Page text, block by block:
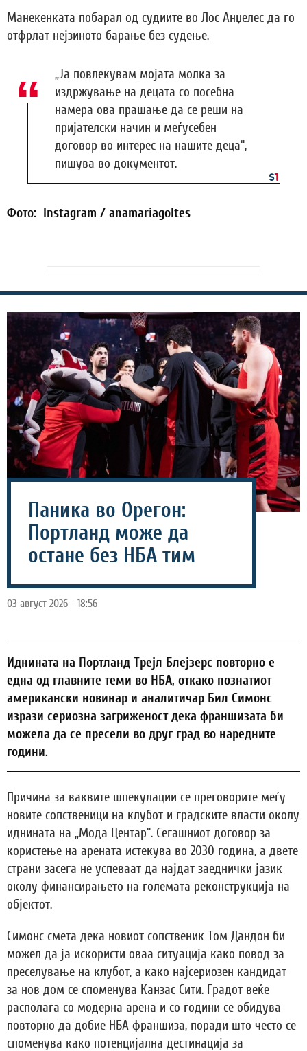
Манекенката побарал од судиите во Лос Анџелес да го
отфрлат нејзиното барање без судење.
„Ја повлекувам мојата молка за
издржување на децата со посебна
намера ова прашање да се реши на
пријателски начин и меѓусебен
договор во интерес на нашите деца“,
пишува во документот.
Фото: Instagram / anamariagoltes
Паника во Орегон:
Портланд може да
остане без НБА тим
03 август 2026 - 18:56
Иднината на Портланд Трејл Блејзерс повторно е
една од главните теми во НБА, откако познатиот
американски новинар и аналитичар Бил Симонс
изрази сериозна загриженост дека франшизата би
можела да се пресели во друг град во наредните
години.
Причина за ваквите шпекулации се преговорите меѓу
новите сопственици на клубот и градските власти околу
иднината на „Мода Центар“. Сегашниот договор за
користење на арената истекува во 2030 година, а двете
страни засега не успеваат да најдат заеднички јазик
околу финансирањето на големата реконструкција на
објектот.
Симонс смета дека новиот сопственик Том Дандон би
можел да ја искористи оваа ситуација како повод за
преселување на клубот, а како најсериозен кандидат
за нов дом се споменува Канзас Сити. Градот веќе
располага со модерна арена и со години се обидува
повторно да добие НБА франшиза, поради што често се
споменува како потенцијална дестинација за